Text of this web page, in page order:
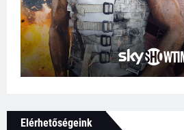
Elérhetőségeink